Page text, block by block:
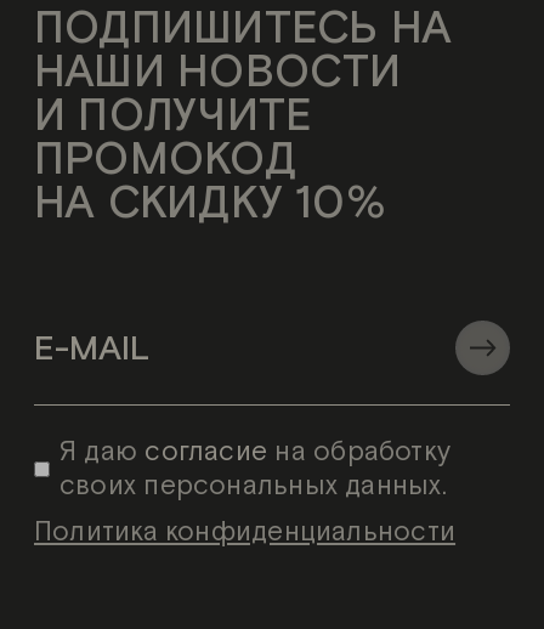
ПОДПИШИТЕСЬ НА
НАШИ НОВОСТИ
И ПОЛУЧИТЕ
ПРОМОКОД
НА СКИДКУ 10%
Я даю согласие на обработку
своих персональных данных.
Политика конфиденциальности